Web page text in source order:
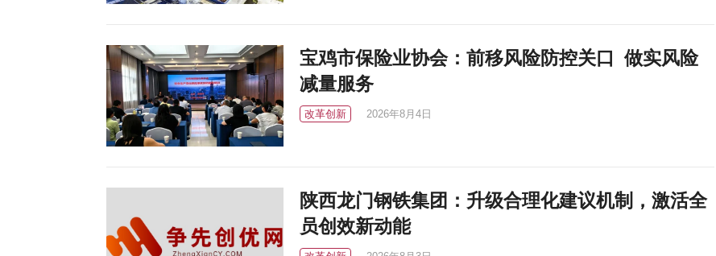
宝鸡市保险业协会：前移风险防控关口 做实风险
减量服务
改革创新 2026年8月4日
陕西龙门钢铁集团：升级合理化建议机制，激活全
员创效新动能